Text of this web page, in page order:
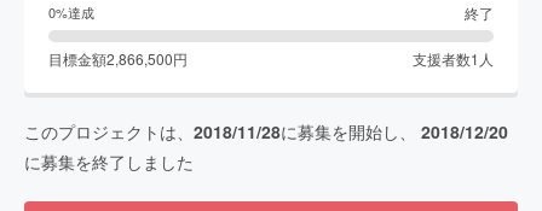
0%達成 終了
目標金額2,866,500円 支援者数1 人
このプロジェクトは、 2018/11/28に募集を開始し、 2018/12/20
に募集を終了しました